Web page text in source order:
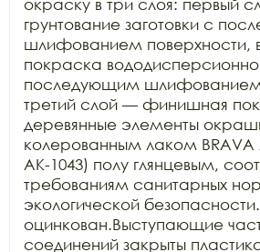
окраску в три слоя: первый
грунтование заготовки с
шлифованием поверхности,
покраска
последующим шлифованием
третий слой — финишная
деревянные элементы
колерованным лаком BRAVA
АК-1043) полу глянцевым,
требованиям санитарных
экологической
оцинкован.Выступающие
соединений закрыты